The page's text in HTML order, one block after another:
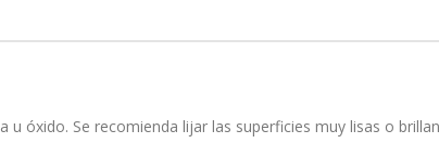
u óxido. Se recomienda lijar las superficies muy lisas o